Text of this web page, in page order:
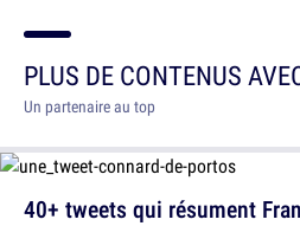
PLUS DE CONTENUS
Un partenaire au top
40+ tweets qui résument